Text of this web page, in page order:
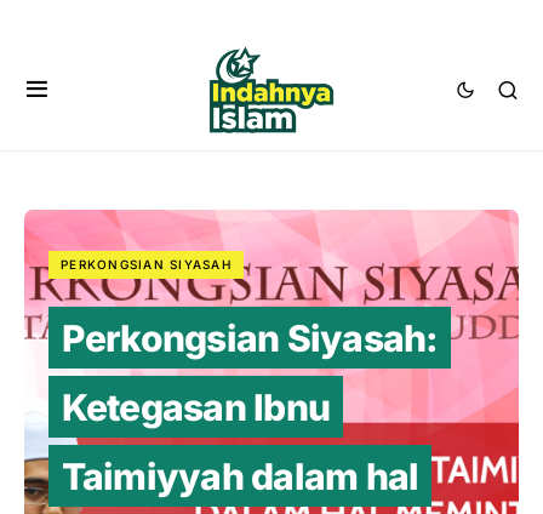
PERKONGSIAN SIYASAH
Perkongsian Siyasah:
Ketegasan Ibnu
Taimiyyah dalam hal